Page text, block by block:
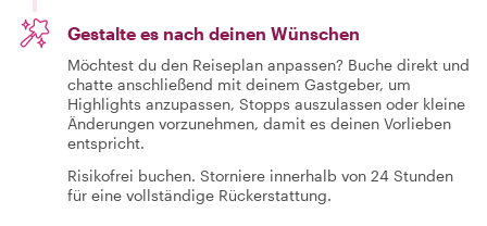
Gestalte es nach deinen Wünschen
Möchtest du den Reiseplan anpassen? Buche direkt und
chatte anschließend mit deinem Gastgeber, um
Highlights anzupassen, Stopps auszulassen oder kleine
Änderungen vorzunehmen, damit es deinen Vorlieben
entspricht.
Risikofrei buchen. Storniere innerhalb von 24 Stunden
für eine vollständige Rückerstattung.